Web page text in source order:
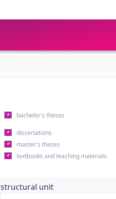
bachelor's theses
dissertations
master's theses
textbooks and teaching materials
structural unit